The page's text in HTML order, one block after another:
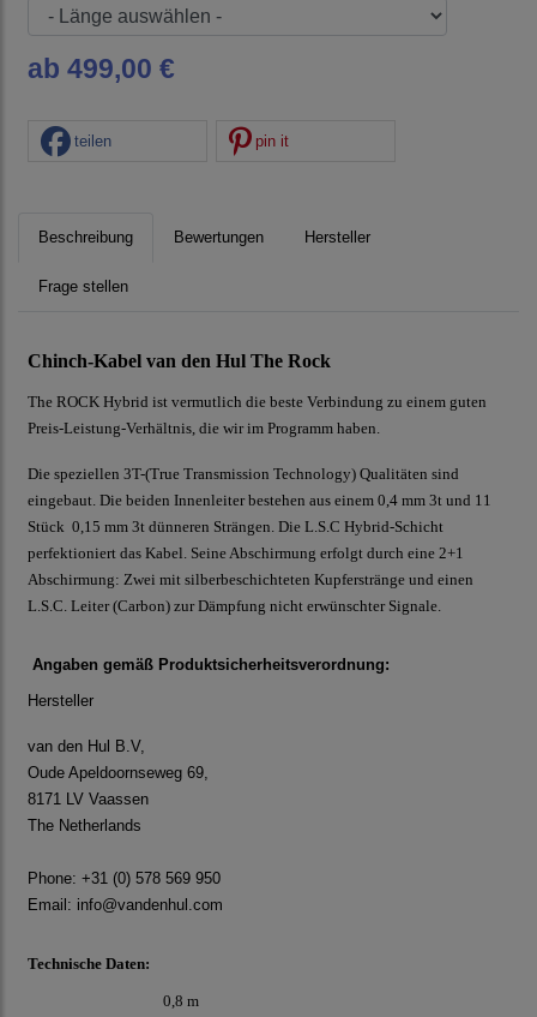
ab 499,00 €
teilen pin it
Beschreibung Bewertungen Hersteller
Frage stellen
Chinch-Kabel van den Hul The Rock
The ROCK Hybrid ist vermutlich die beste Verbindung zu einem guten
Preis-Leistung-Verhältnis, die wir im Programm haben.
Die speziellen 3T-(True Transmission Technology) Qualitäten sind
eingebaut. Die beiden Innenleiter bestehen aus einem 0,4 mm 3t und 11
Stück 0,15 mm 3t dünneren Strängen. Die L.S.C Hybrid-Schicht
perfektioniert das Kabel. Seine Abschirmung erfolgt durch eine 2+1
Abschirmung: Zwei mit silberbeschichteten Kupferstränge und einen
L.S.C. Leiter (Carbon) zur Dämpfung nicht erwünschter Signale.
Angaben gemäß Produktsicherheitsverordnung:
Hersteller
van den Hul B.V,
Oude Apeldoornseweg 69,
8171 LV Vaassen
The Netherlands
Phone: +31 (0) 578 569 950
Email: info@vandenhul.com
Technische Daten:
0,8 m